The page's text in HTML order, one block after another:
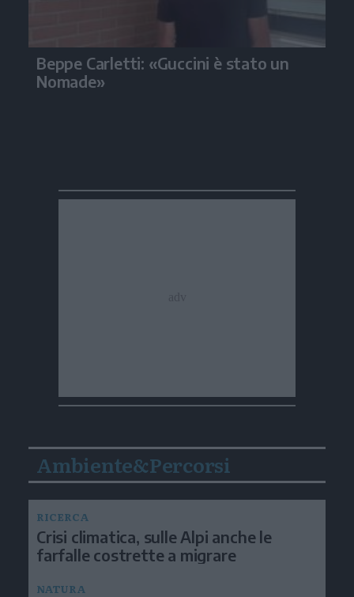
Beppe Carletti: «Guccini è stato un
Nomade»
Ambiente&Percorsi
RICERCA
Crisi climatica, sulle Alpi anche le
farfalle costrette a migrare
NATURA